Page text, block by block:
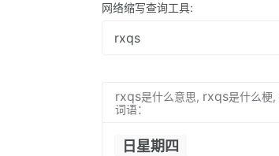
网络缩写查询工具:
rxqs是什么意思, rxqs是什么梗,
词语：
日星期四